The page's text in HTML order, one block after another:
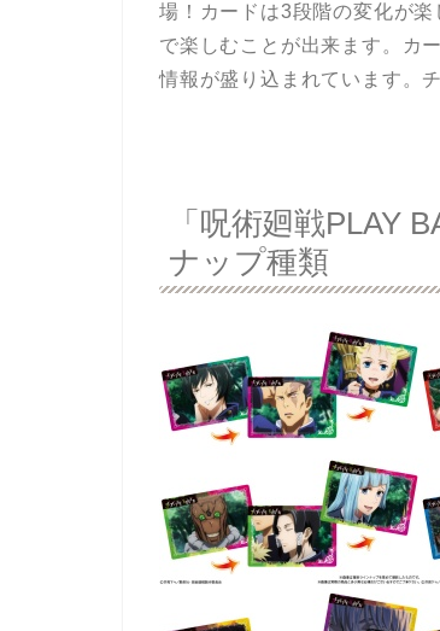
場！カードは3段階の変化が
で楽しむことが出来ます。カ
情報が盛り込まれています。
「呪術廻戦PLAY
ナップ種類